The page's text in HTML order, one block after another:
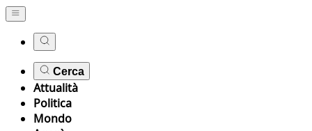
Cerca
Attualità
Politica
Mondo